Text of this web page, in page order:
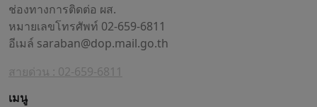
ช่องทางการติดต่อ ผส.
หมายเลขโทรศัพท์ 02-659-6811
อีเมล์ saraban@dop.mail.go.th
สายด่วน : 02-659-6811
เมนู